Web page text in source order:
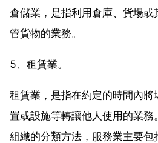
倉儲業，是指利用倉庫、貨場或
管貨物的業務。
5、租賃業。
租賃業，是指在約定的時間內將
置或設施等轉讓他人使用的業
組織的分類方法，服務業主要